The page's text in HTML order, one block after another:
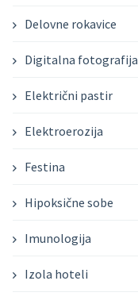
Delovne rokavice
Digitalna fotografija
Električni pastir
Elektroerozija
Festina
Hipoksične sobe
Imunologija
Izola hoteli